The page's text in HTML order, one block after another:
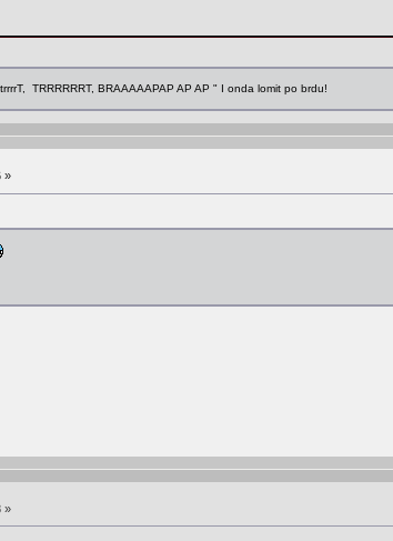
TRRRRRRT, BRAAAAAPAP AP AP " I onda lomit po brdu!
»
»